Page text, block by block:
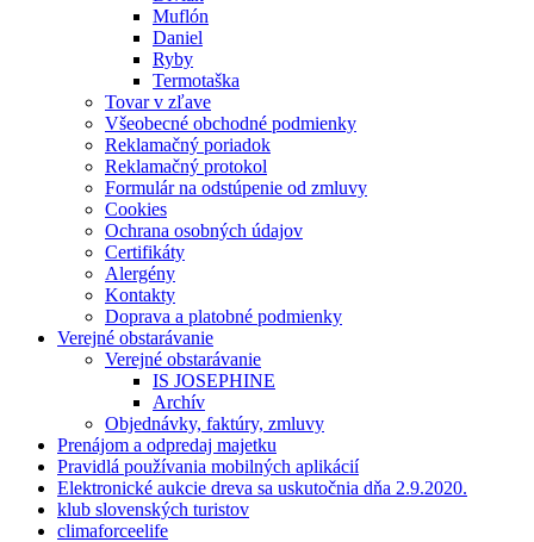
Muflón
Daniel
Ryby
Termotaška
Tovar v zľave
Všeobecné obchodné podmienky
Reklamačný poriadok
Reklamačný protokol
Formulár na odstúpenie od zmluvy
Cookies
Ochrana osobných údajov
Certifikáty
Alergény
Kontakty
Doprava a platobné podmienky
Verejné obstarávanie
Verejné obstarávanie
IS JOSEPHINE
Archív
Objednávky, faktúry, zmluvy
Prenájom a odpredaj majetku
Pravidlá používania mobilných aplikácií
Elektronické aukcie dreva sa uskutočnia dňa 2.9.2020.
klub slovenských turistov
climaforceelife